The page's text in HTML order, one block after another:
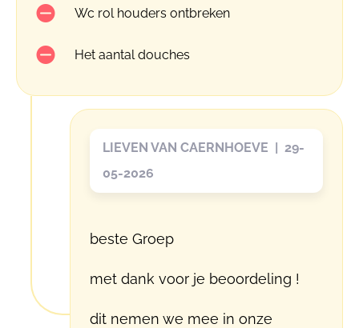
Wc rol houders ontbreken
Het aantal douches
LIEVEN VAN CAERNHOEVE | 29-
05-2026
beste Groep
met dank voor je beoordeling !
dit nemen we mee in onze